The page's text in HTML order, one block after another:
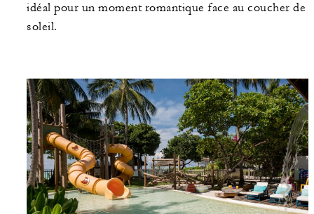
idéal pour un moment romantique face au coucher de
soleil.